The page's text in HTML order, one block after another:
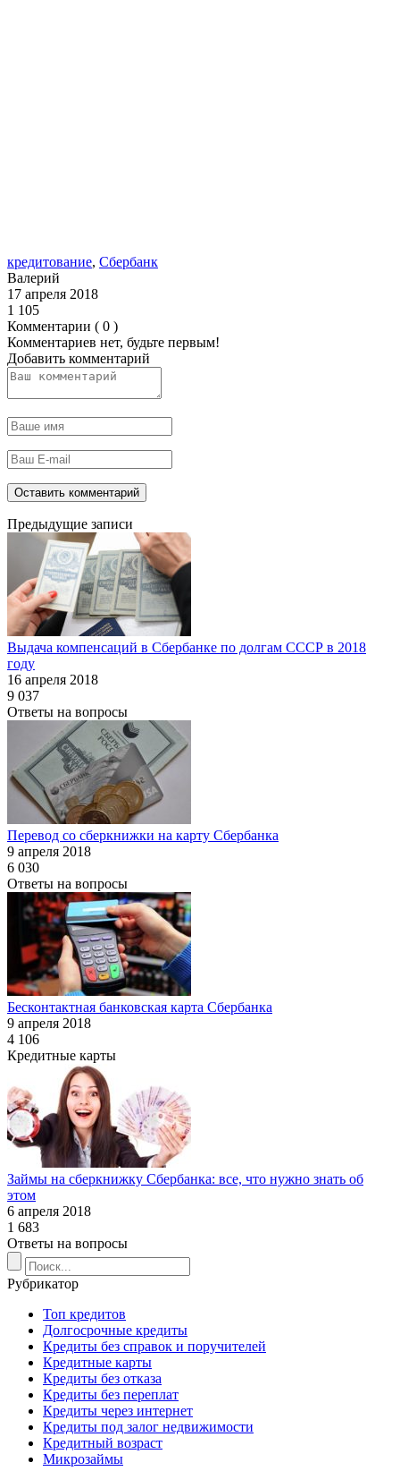
кредитование, Сбербанк
Валерий
17 апреля 2018
1 105
Комментарии ( 0 )
Комментариев нет, будьте первым!
Добавить комментарий
Предыдущие записи
Выдача компенсаций в Сбербанке по долгам СССР в 2018
году
16 апреля 2018
9 037
Ответы на вопросы
Перевод со сберкнижки на карту Сбербанка
9 апреля 2018
6 030
Ответы на вопросы
Бесконтактная банковская карта Сбербанка
9 апреля 2018
4 106
Кредитные карты
Займы на сберкнижку Сбербанка: все, что нужно знать об
этом
6 апреля 2018
1 683
Ответы на вопросы
Рубрикатор
Топ кредитов
Долгосрочные кредиты
Кредиты без справок и поручителей
Кредитные карты
Кредиты без отказа
Кредиты без переплат
Кредиты через интернет
Кредиты под залог недвижимости
Кредитный возраст
Микрозаймы